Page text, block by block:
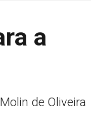
a
de Oliveira